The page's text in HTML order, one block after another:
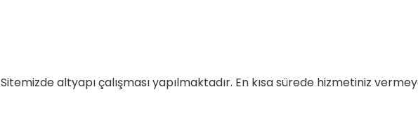
Sitemizde altyapı çalışması yapılmaktadır. En kısa sürede hizmetiniz